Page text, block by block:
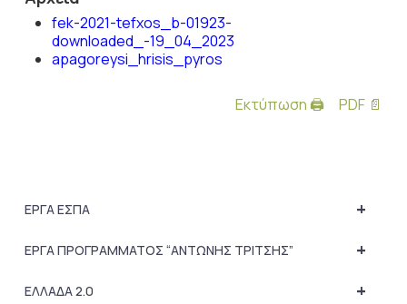
fek-2021-tefxos_b-01923-
downloaded_-19_04_2023
apagoreysi_hrisis_pyros
Εκτύπωση 🖨 PDF 📄
+
ΕΡΓΑ ΕΣΠΑ
+
ΕΡΓΑ ΠΡΟΓΡΑΜΜΑΤΟΣ “ΑΝΤΩΝΗΣ ΤΡΙΤΣΗΣ”
+
ΕΛΛΑΔΑ 2.0